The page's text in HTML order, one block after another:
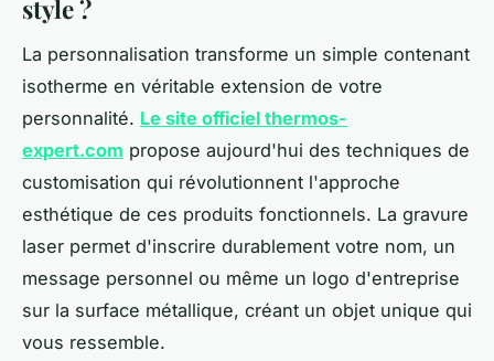
style ?
La personnalisation transforme un simple contenant
isotherme en véritable extension de votre
personnalité. Le site officiel thermos-
expert.com propose aujourd'hui des techniques de
customisation qui révolutionnent l'approche
esthétique de ces produits fonctionnels. La gravure
laser permet d'inscrire durablement votre nom, un
message personnel ou même un logo d'entreprise
sur la surface métallique, créant un objet unique qui
vous ressemble.